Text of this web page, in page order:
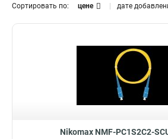
Желтый
SC/APC-SC/APC 3
SC/UPC-SC/UPC 19
Длина
20м 1
10м 4
Сортировать по: цене дате
Nikomax NMF-PC1S2C2-